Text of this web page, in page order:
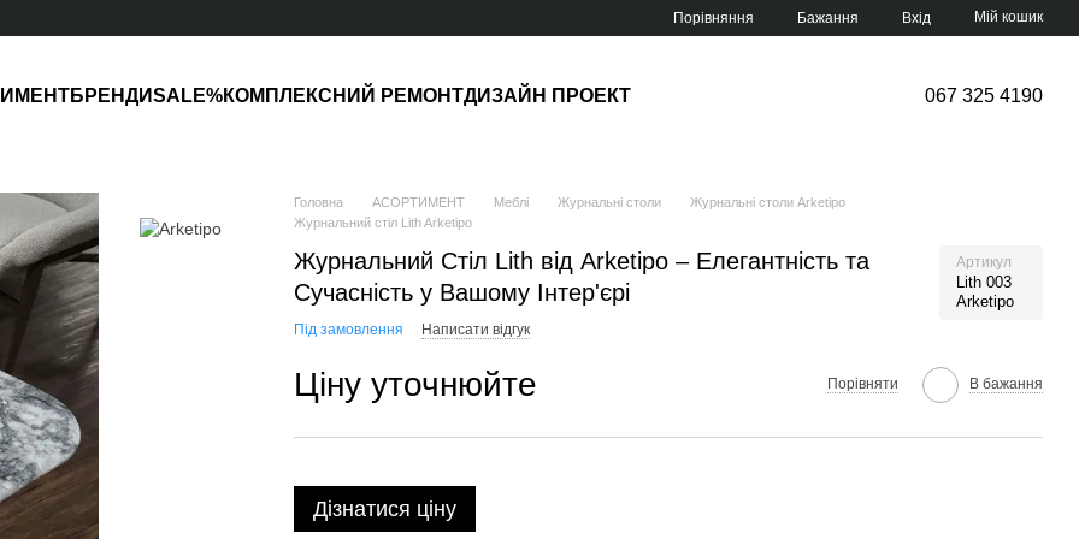
Порівняння Бажання Вхід Мій кошик
БРЕНДИSALE%КОМПЛЕКСНИЙ РЕМОНТДИЗАЙН ПРОЕКТ 067 325 4190
Головна АСОРТИМЕНТ Меблі Журнальні столи
Журнальні столи Arketipo
Журнальний стіл Lith Arketipo
Журнальний Стіл Lith від Arketipo – Елегантність та
Сучасність у Вашому Інтер'єрі
Артикул
Lith 003
Arketipo
Під замовлення Написати відгук
Ціну уточнюйте Порівняти В бажання
Дізнатися ціну